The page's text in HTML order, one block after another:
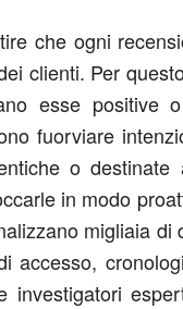
che ogni
clienti. Per
esse positive
fuorviare
o
in modo
migliaia
accesso,
investigatori